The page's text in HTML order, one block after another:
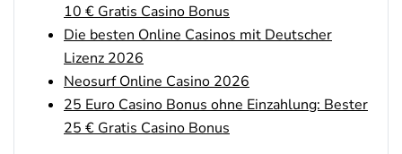
Novoline Bonus
200 % Bonus + 10 Freispiele täglich
AGB gelten
bet-at-home Bonus
100% bis zu 100€
AGB gelten
4.6/5
10 € Gratis Casino Bonus
Die besten Online Casinos mit Deutscher
Lizenz 2026
Neosurf Online Casino 2026
25 Euro Casino Bonus ohne Einzahlung: Bester
25 € Gratis Casino Bonus